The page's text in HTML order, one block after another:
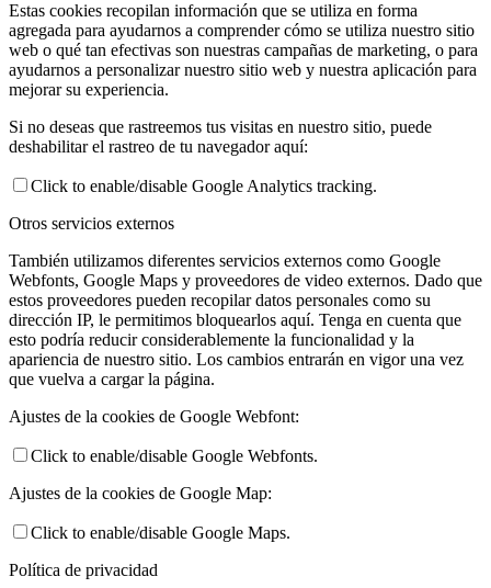
Estas cookies recopilan información que se utiliza en forma
agregada para ayudarnos a comprender cómo se utiliza nuestro sitio
web o qué tan efectivas son nuestras campañas de marketing, o para
ayudarnos a personalizar nuestro sitio web y nuestra aplicación para
mejorar su experiencia.
Si no deseas que rastreemos tus visitas en nuestro sitio, puede
deshabilitar el rastreo de tu navegador aquí:
Click to enable/disable Google Analytics tracking.
Otros servicios externos
También utilizamos diferentes servicios externos como Google
Webfonts, Google Maps y proveedores de video externos. Dado que
estos proveedores pueden recopilar datos personales como su
dirección IP, le permitimos bloquearlos aquí. Tenga en cuenta que
esto podría reducir considerablemente la funcionalidad y la
apariencia de nuestro sitio. Los cambios entrarán en vigor una vez
que vuelva a cargar la página.
Ajustes de la cookies de Google Webfont:
Click to enable/disable Google Webfonts.
Ajustes de la cookies de Google Map:
Click to enable/disable Google Maps.
Política de privacidad